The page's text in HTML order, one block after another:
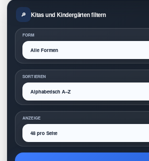
Kitas und Kindergärten filtern
FORM
SORTIEREN
ANZEIGE